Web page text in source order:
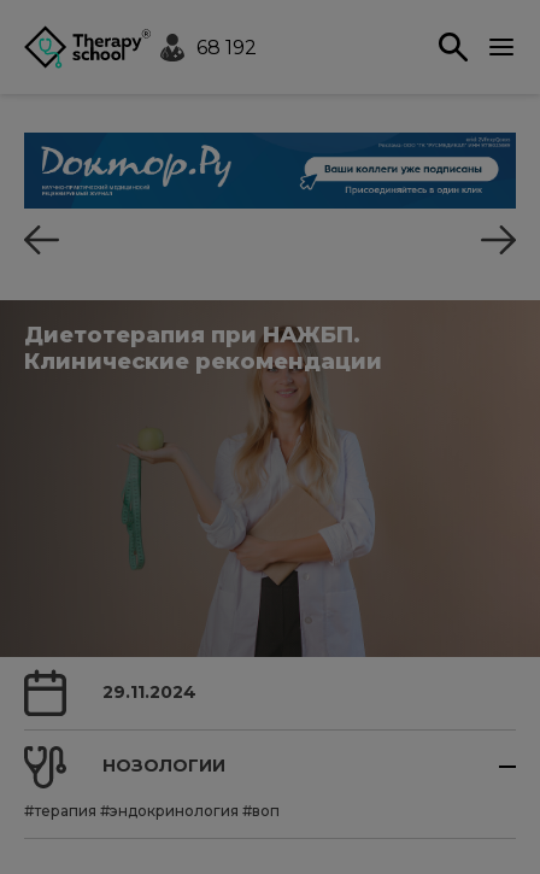
68 192
Диетотерапия при НАЖБП.
Клинические рекомендации
29.11.2024
НОЗОЛОГИИ
#терапия #эндокринология #воп